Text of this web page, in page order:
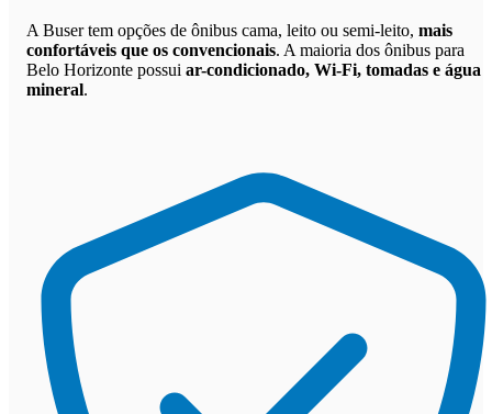
A Buser tem opções de ônibus cama, leito ou semi-leito, mais
confortáveis que os convencionais. A maioria dos ônibus para
Belo Horizonte possui ar-condicionado, Wi-Fi, tomadas e água
mineral.